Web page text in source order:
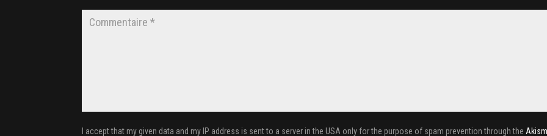
I accept that my given data and my IP address is sent to a server in the USA only for the purpose of spam prevention through the